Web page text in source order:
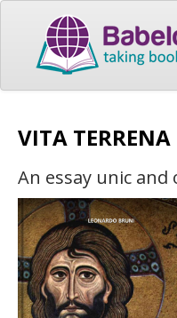
VITA TERRENA
An essay unic